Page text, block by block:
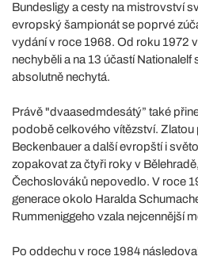
Bundesligy a cesty na mistrovství
evropský šampionát se poprvé
vydání v roce 1968. Od roku 1972
nechyběli a na 13 účastí Nationalelf
absolutně nechytá.
Právě "dvaasedmdesátý” také
podobě celkového vítězství. Zlatou
Beckenbauer a další evropští i
zopakovat za čtyři roky v
Čechoslováků nepovedlo. V roce
generace okolo Haralda
Rummeniggeho vzala nejcennější
Po oddechu v roce 1984